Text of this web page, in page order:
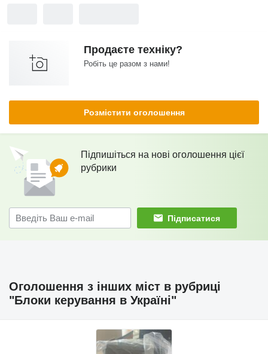
Продаєте техніку?
Робіть це разом з нами!
Розмістити оголошення
Підпишіться на нові оголошення цієї
рубрики
Підписатися
Оголошення з інших міст в рубриці
"Блоки керування в Україні"